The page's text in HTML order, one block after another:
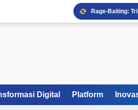
Rage-Baiting:
Bahaya
Bell dan UdeS
Rangkuman
Digital Platform